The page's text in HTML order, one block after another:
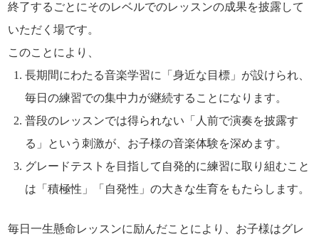
終了するごとにそのレベルでのレッスンの成果を披露して
いただく場です。
このことにより、
長期間にわたる音楽学習に「身近な目標」が設けられ、
毎日の練習での集中力が継続することになります。
普段のレッスンでは得られない「人前で演奏を披露す
る」という刺激が、お子様の音楽体験を深めます。
グレードテストを目指して自発的に練習に取り組むこと
は「積極性」「自発性」の大きな生育をもたらします。
毎日一生懸命レッスンに励んだことにより、お子様はグレ